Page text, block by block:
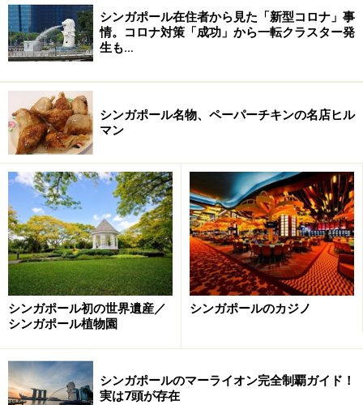
ません。間違って使おうものなら全く動かない、もしく
は壊れてしまうことだってあります。実際にガイドはう
っかりそのままコンセントに差し込んでしまい、「パチ
て……。そのまま二度と使うことができなくなった経験が
あります……。
そんなことにならないためにとる方法は２つあります。
まずひとつ目は「変圧器」を持参すること。最近は小型
で軽量の変圧器もネットや家電量販店で見つかりますの
で、お持ちでない方は購入されるのもひとつの方法だと
思います。時間がない場合は、成田や関空などの国際空
港の旅行グッズショップなどでも購入できますよ。
ふたつ目は、「海外対応の家電製品」を持参すること。
ドライヤーや小型のアイロンなど、どうしても必要な家
電に関しては、電圧を変える機能が備わった商品を持参
するという方法があります。こちらも最近は比較的購入
シンガポール在住者から見た「新型コロナ」事
情。コロナ対策「成功」から一転クラスター発
生も…
シンガポール名物、ペーパーチキンの名店ヒル
マン
シンガポール初の世界遺産／
シンガポール植物園
シンガポールのカジノ
シンガポールのマーライオン完全制覇ガイド！
実は7頭が存在